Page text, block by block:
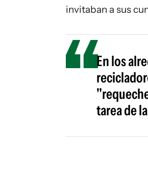
invitaban a sus
En los
tarea de